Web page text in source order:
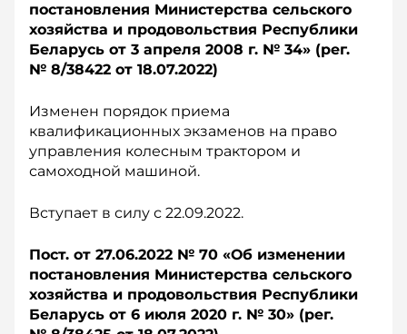
постановления Министерства сельского
хозяйства и продовольствия Республики
Беларусь от 3 апреля 2008 г. № 34» (рег.
№ 8/38422 от 18.07.2022)
Изменен порядок приема
квалификационных экзаменов на право
управления колесным трактором и
самоходной машиной.
Вступает в силу с 22.09.2022.
Пост. от 27.06.2022 № 70 «Об изменении
постановления Министерства сельского
хозяйства и продовольствия Республики
Беларусь от 6 июля 2020 г. № 30» (рег.